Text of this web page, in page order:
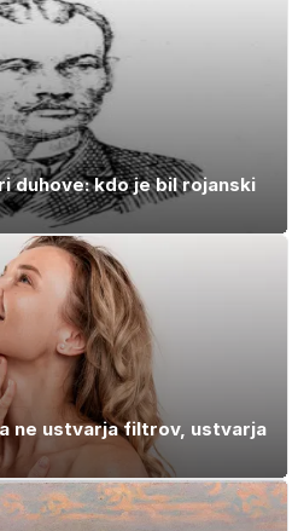
duhove: kdo je bil rojanski
ne ustvarja filtrov, ustvarja